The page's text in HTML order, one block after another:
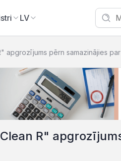
LV
apgrozījums pērn samazinājies par
R"